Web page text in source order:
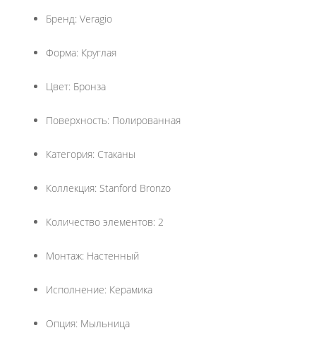
Бренд: Veragio
Форма: Круглая
Цвет: Бронза
Поверхность: Полированная
Категория: Стаканы
Коллекция: Stanford Bronzo
Количество элементов: 2
Монтаж: Настенный
Исполнение: Керамика
Опция: Мыльница